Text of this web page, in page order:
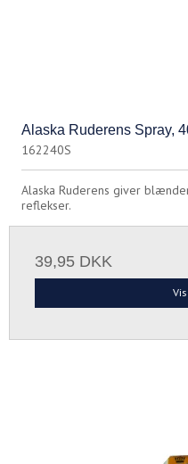
Alaska Ruderens Spray,
162240S
Alaska Ruderens giver
reflekser.
39,95 DKK